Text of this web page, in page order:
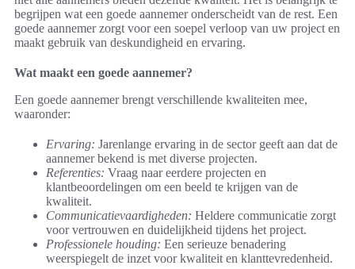
begrijpen wat een goede aannemer onderscheidt van de rest. Een
goede aannemer zorgt voor een soepel verloop van uw project en
maakt gebruik van deskundigheid en ervaring.
Wat maakt een goede aannemer?
Een goede aannemer brengt verschillende kwaliteiten mee,
waaronder:
Ervaring: Jarenlange ervaring in de sector geeft aan dat de
aannemer bekend is met diverse projecten.
Referenties: Vraag naar eerdere projecten en
klantbeoordelingen om een beeld te krijgen van de
kwaliteit.
Communicatievaardigheden: Heldere communicatie zorgt
voor vertrouwen en duidelijkheid tijdens het project.
Professionele houding: Een serieuze benadering
weerspiegelt de inzet voor kwaliteit en klanttevredenheid.